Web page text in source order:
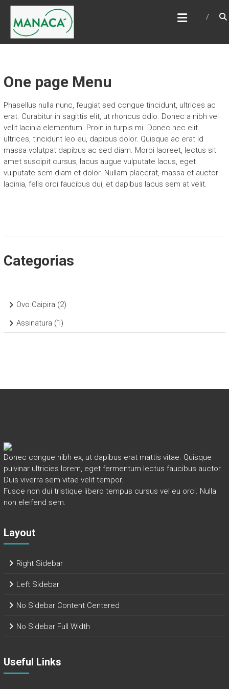
Skip
content
MANACÁMAIS
One page Menu
Phasellus nulla nunc, feugiat sed congue tincidunt, ultrices ac
erat. Curabitur in sagittis elit, ut rhoncus odio. Donec a nibh vel
velit lacinia elementum. Proin in turpis mi. Donec nec elit
ultrices, tincidunt leo eu, dapibus dolor. Quisque ac erat id
massa volutpat dapibus ac sed diam. Morbi laoreet, lectus sit
amet suscipit cursus, lacus augue vulputate lacus, eget
vulputate sem diam et dolor. Nullam placerat, massa et auctor
lacinia, felis orci faucibus dui, et dapibus lacus sem at velit.
Categorias
Ovo Caipira 22
Assinatura 11
Donec congue nibh ex, ut dapibus erat mattis vitae. Quisque
pulvinar ultricies lorem, eget fermentum lectus faucibus auctor.
Duis viverra sem vitae velit tempor.
Fusce non dui tristique libero tempus cursus vel eu orci. Nulla
non eleifend sem.
Layout
Right Sidebar
Left Sidebar
No Sidebar Content Centered
No Sidebar Full Width
Useful Links